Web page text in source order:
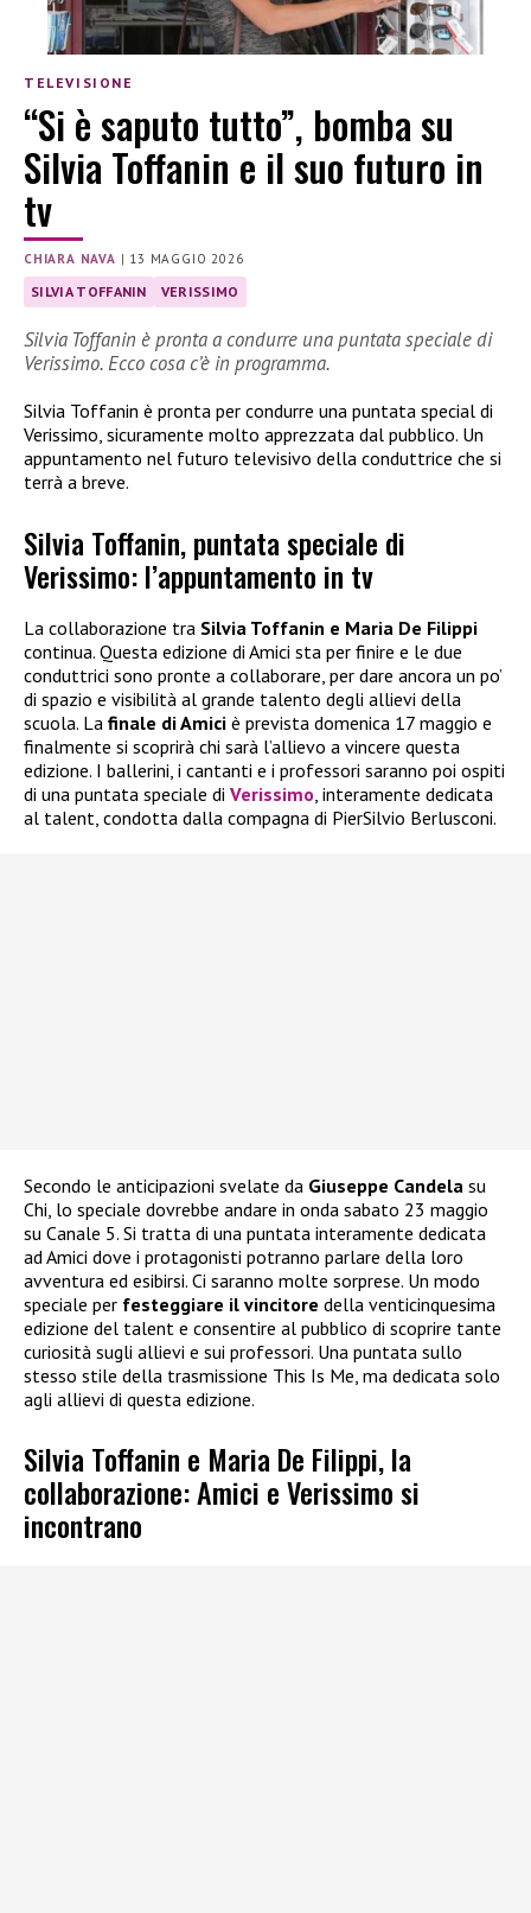
TELEVISIONE
“Si è saputo tutto”, bomba su
Silvia Toffanin e il suo futuro in
tv
CHIARA NAVA | 13 MAGGIO 2026
SILVIA TOFFANIN VERISSIMO
Silvia Toffanin è pronta a condurre una puntata speciale di
Verissimo. Ecco cosa c’è in programma.
Silvia Toffanin è pronta per condurre una puntata special di
Verissimo, sicuramente molto apprezzata dal pubblico. Un
appuntamento nel futuro televisivo della conduttrice che si
terrà a breve.
Silvia Toffanin, puntata speciale di
Verissimo: l’appuntamento in tv
La collaborazione tra Silvia Toffanin e Maria De Filippi
continua. Questa edizione di Amici sta per finire e le due
conduttrici sono pronte a collaborare, per dare ancora un po’
di spazio e visibilità al grande talento degli allievi della
scuola. La finale di Amici è prevista domenica 17 maggio e
finalmente si scoprirà chi sarà l’allievo a vincere questa
edizione. I ballerini, i cantanti e i professori saranno poi ospiti
di una puntata speciale di Verissimo , interamente dedicata
al talent, condotta dalla compagna di PierSilvio Berlusconi.
Secondo le anticipazioni svelate da Giuseppe Candela su
Chi, lo speciale dovrebbe andare in onda sabato 23 maggio
su Canale 5. Si tratta di una puntata interamente dedicata
ad Amici dove i protagonisti potranno parlare della loro
avventura ed esibirsi. Ci saranno molte sorprese. Un modo
speciale per festeggiare il vincitore della venticinquesima
edizione del talent e consentire al pubblico di scoprire tante
curiosità sugli allievi e sui professori. Una puntata sullo
stesso stile della trasmissione This Is Me, ma dedicata solo
agli allievi di questa edizione.
Silvia Toffanin e Maria De Filippi, la
collaborazione: Amici e Verissimo si
incontrano